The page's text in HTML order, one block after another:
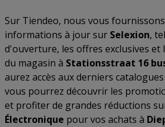
Sur Tiendeo, nous vous
informations à jour sur Selexion,
d'ouverture, les offres exclusives et
du magasin à Stationsstraat 16
aurez accès aux derniers
vous pourrez découvrir les
et profiter de grandes réductions
Électronique pour vos achats à